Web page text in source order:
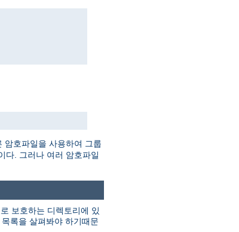
암호파일을 사용하여 그룹
다. 그러나 여러 암호파일
보호하는 디렉토리에 있
록을 살펴봐야 하기때문